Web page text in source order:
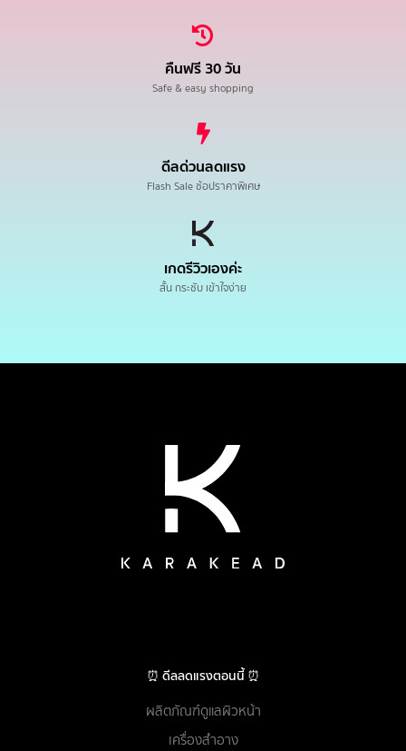
คืนฟรี 30 วัน
Safe & easy shopping
ดีลด่วนลดแรง
Flash Sale ช้อปราคาพิเศษ
เกดรีวิวเองค่ะ
สั้น กระชับ เข้าใจง่าย
⏰ ดีลลดแรงตอนนี้ ⏰
ผลิตภัณฑ์ดูแลผิวหน้า
เครื่องสำอาง